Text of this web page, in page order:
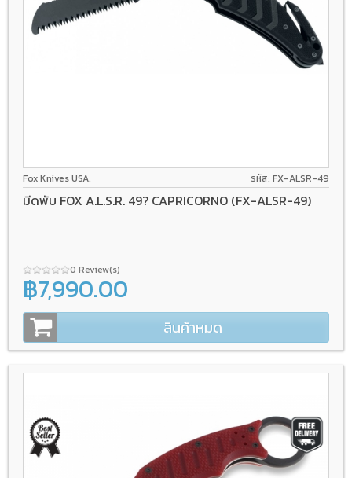
Fox Knives USA. รหัส: FX-ALSR-49
มีดพับ FOX A.L.S.R. 49? CAPRICORNO (FX-ALSR-49)
0 Review(s)
฿7,990.00
สินค้าหมด